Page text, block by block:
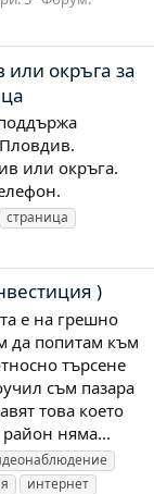
или окръга за
или окръга.
страница
)
е на грешно
да попитам към
търсене
съм пазара
това което
район няма...
интернет